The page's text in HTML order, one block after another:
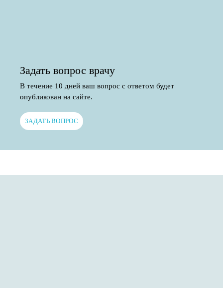
Задать вопрос врачу
В течение 10 дней ваш вопрос с ответом будет
опубликован на сайте.
ЗАДАТЬ ВОПРОС